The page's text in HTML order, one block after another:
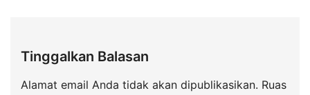
Tinggalkan Balasan
Alamat email Anda tidak akan dipublikasikan. Ruas